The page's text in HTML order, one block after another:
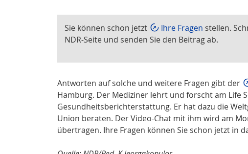
Sie können schon jetzt Ihre Fragen stellen.
NDR-Seite und senden Sie den Beitrag ab.
Antworten auf solche und weitere Fragen gibt der
Hamburg. Der Mediziner lehrt und forscht am Life
Gesundheitsberichterstattung. Er hat dazu die
Union beraten. Der Video-Chat mit ihm wird am
übertragen. Ihre Fragen können Sie schon jetzt in